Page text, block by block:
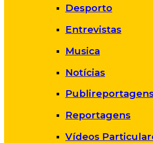
Desporto
Entrevistas
Musica
Notícias
Reportagens
Vídeos